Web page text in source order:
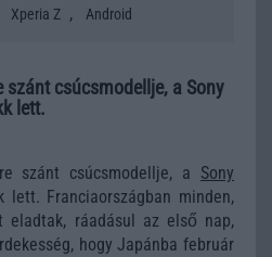
Xperia Z , Android
szánt csúcsmodellje, a Sony
lett.
szánt csúcsmodellje, a Sony
Franciaországban minden,
eladtak, ráadásul az első nap,
hogy Japánba február